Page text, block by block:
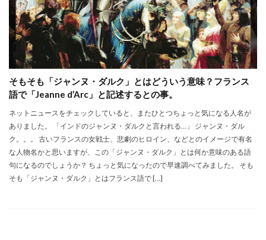
そもそも「ジャンヌ・ダルク」とはどういう意味？フランス
語で「Jeanne d’Arc」と記述するとの事。
ネットニュースをチェックしていると、またひとつちょっと気になる人名が
ありました。 「インドのジャンヌ・ダルクと言われる…」 ジャンヌ・ダル
ク。。。 古いフランスの女戦士、悲劇のヒロイン、などとのイメージで有名
な人物名かと思いますが、この「ジャンヌ・ダルク」とは何か意味のある語
句になるのでしょうか？ ちょっと気になったので早速調べてみました。 そも
そも「ジャンヌ・ダルク」とはフランス語で […]